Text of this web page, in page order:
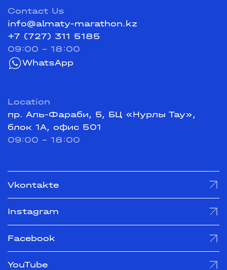
Contact Us
info@almaty-marathon.kz
+7 (727) 311 5185
09:00 - 18:00
WhatsApp
Location
пр. Аль-Фараби, 5, БЦ «Нурлы Тау»,
блок 1А, офис 501
09:00 - 18:00
Vkontakte
Instagram
Facebook
YouTube